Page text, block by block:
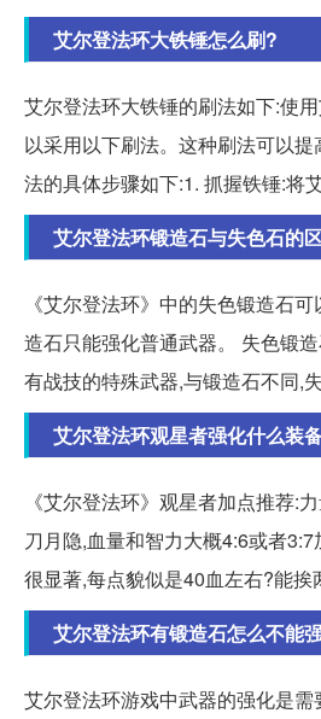
艾尔登法环大铁锤怎么刷?
艾尔登法环大铁锤的刷法如下:使
以采用以下刷法。这种刷法可以
法的具体步骤如下:1. 抓握铁锤:将
艾尔登法环锻造石与失色石的
《艾尔登法环》中的失色锻造石
造石只能强化普通武器。 失色锻
有战技的特殊武器,与锻造石不同,
艾尔登法环观星者强化什么装
《艾尔登法环》观星者加点推荐:
刀月隐,血量和智力大概4:6或者
很显著,每点貌似是40血左右?能挨
艾尔登法环有锻造石怎么不能
艾尔登法环游戏中武器的强化是